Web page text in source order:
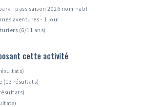
- pass saison 2026 nominatif
aventures - 1 jour
(6/11 ans)
cette activité
(13 résultats)